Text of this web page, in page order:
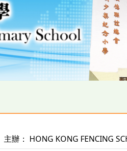
主辦： HONG KONG FENCING